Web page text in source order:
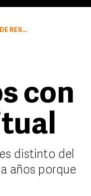
MISMO
con
distinto del
años porque